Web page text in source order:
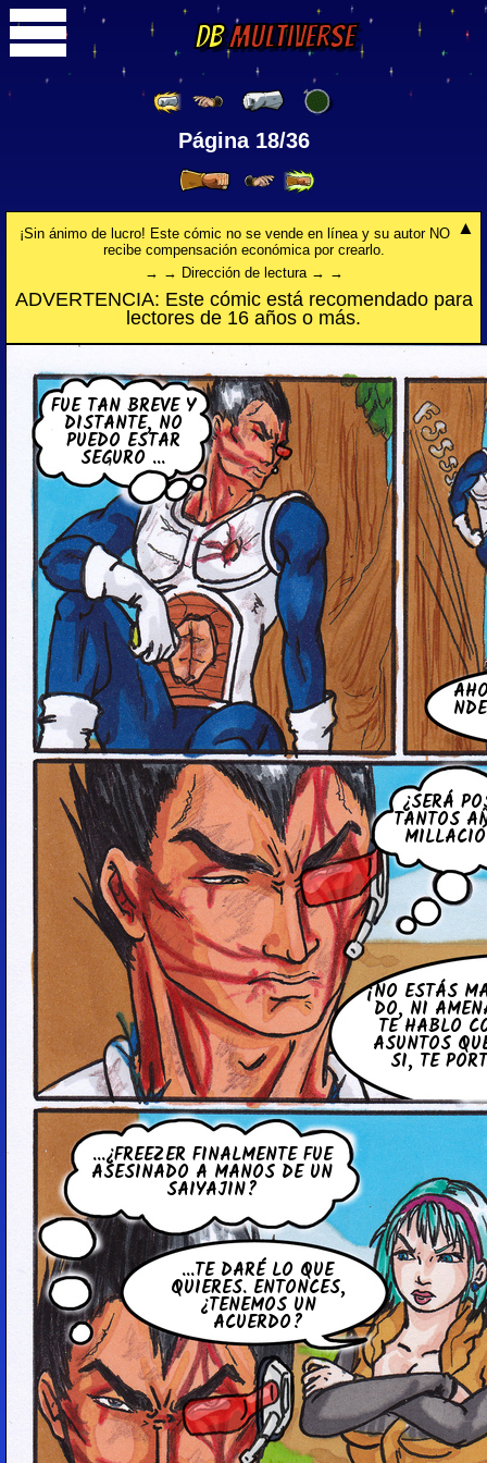
DBMultiverse
Página 18/36
¡Sin ánimo de lucro! Este cómic no se vende en línea y su autor NO
recibe compensación económica por crearlo.
→ → Dirección de lectura → →
ADVERTENCIA: Este cómic está recomendado para
lectores de 16 años o más.
FUE TAN BREVE Y
DI­S­TA­N­TE, NO
PUEDO ESTAR
SEGURO ...
¿SERÁ
TANTOS
¡NO ESTÁS
DO, NI
TE HABLO
ASUNTOS
SI, TE
...¿FREEZER FI­NA­L­ME­N­TE FUE
ASE­SI­NA­DO A MANOS DE UN
SAI­YA­JIN?
...TE DARÉ LO QUE
QUIERES. EN­TO­N­CES,
¿TENEMOS UN
ACUERDO?